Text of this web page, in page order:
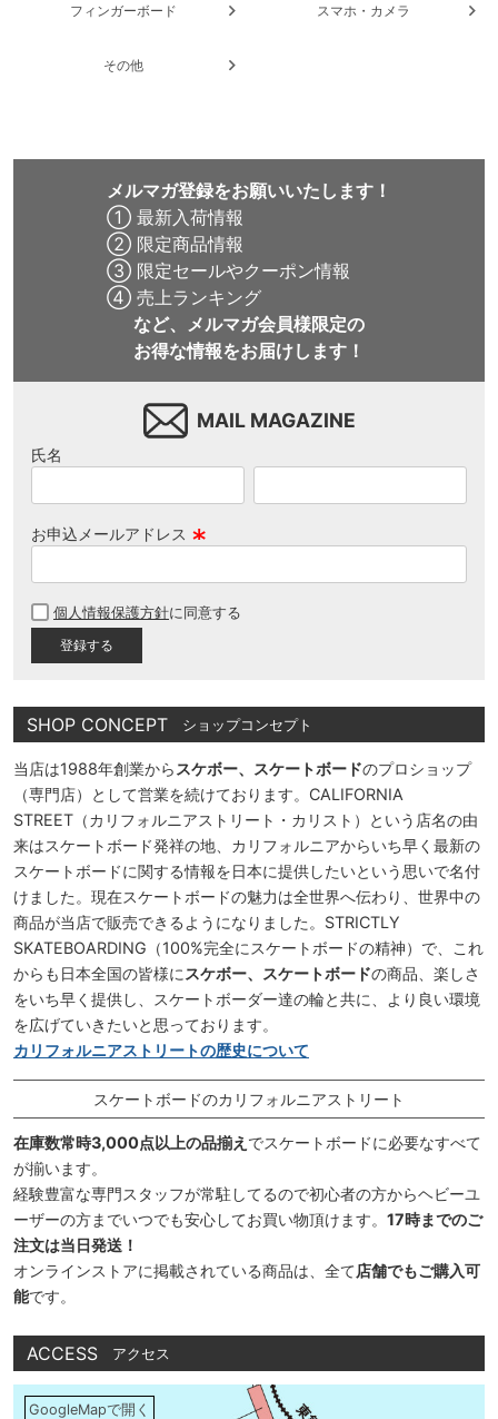
フィンガーボード スマホ・カメラ
その他
メルマガ登録をお願いいたします！
① 最新入荷情報
② 限定商品情報
③ 限定セールやクーポン情報
④ 売上ランキング
など、メルマガ会員様限定の
お得な情報をお届けします！
MAIL MAGAZINE
氏名
お申込メールアドレス
須
個人情報保護方針に同意する
SHOP CONCEPT ショップコンセプト
当店は1988年創業から スケボー、スケートボードのプロショップ
（専門店）として営業を続けております。CALIFORNIA
STREET（カリフォルニアストリート・カリスト）という店名の由
来はスケートボード発祥の地、カリフォルニアからいち早く最新の
スケートボードに関する情報を日本に提供したいという思いで名付
けました。現在スケートボードの魅力は全世界へ伝わり、世界中の
商品が当店で販売できるようになりました。STRICTLY
SKATEBOARDING（100%完全にスケートボードの精神）で、これ
からも日本全国の皆様に スケボー、スケートボードの商品、楽しさ
をいち早く提供し、スケートボーダー達の輪と共に、より良い環境
を広げていきたいと思っております。
カリフォルニアストリートの歴史について
スケートボードのカリフォルニアストリート
在庫数常時3,000点以上の品揃え でスケートボードに必要なすべて
が揃います。
経験豊富な専門スタッフが常駐してるので初心者の方からヘビーユ
ーザーの方までいつでも安心してお買い物頂けます。 17時までのご
注文は当日発送！
オンラインストアに掲載されている商品は、全て店舗でもご購入可
能です。
ACCESS アクセス
GoogleMapで開く